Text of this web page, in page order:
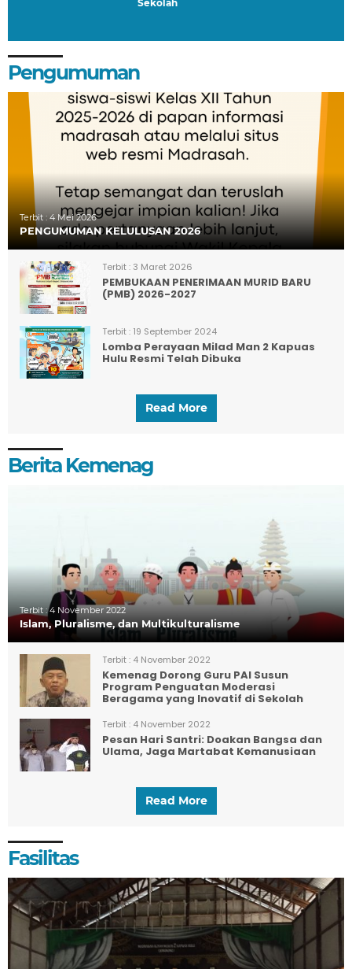
Sekolah
Pengumuman
Terbit : 4 Mei 2026
PENGUMUMAN KELULUSAN 2026
Terbit : 3 Maret 2026
PEMBUKAAN PENERIMAAN MURID BARU
(PMB) 2026-2027
Terbit : 19 September 2024
Lomba Perayaan Milad Man 2 Kapuas
Hulu Resmi Telah Dibuka
Read More
Berita Kemenag
Terbit :4 November 2022
Islam, Pluralisme, dan Multikulturalisme
Terbit : 4 November 2022
Kemenag Dorong Guru PAI Susun
Program Penguatan Moderasi
Beragama yang Inovatif di Sekolah
Terbit : 4 November 2022
Pesan Hari Santri: Doakan Bangsa dan
Ulama, Jaga Martabat Kemanusiaan
Read More
Fasilitas